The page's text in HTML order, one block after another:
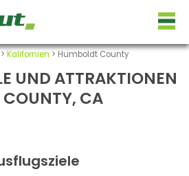
Kalifornien > Humboldt County
UND ATTRAKTIONEN
CA